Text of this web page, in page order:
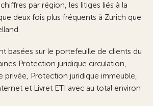
par région, les litiges liés à la
deux fois plus fréquents à Zurich que
basées sur le portefeuille de clients du
Protection juridique circulation,
privée, Protection juridique immeuble,
et Livret ETI avec au total environ